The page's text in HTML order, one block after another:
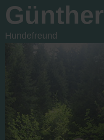
Günther
Hundefreund